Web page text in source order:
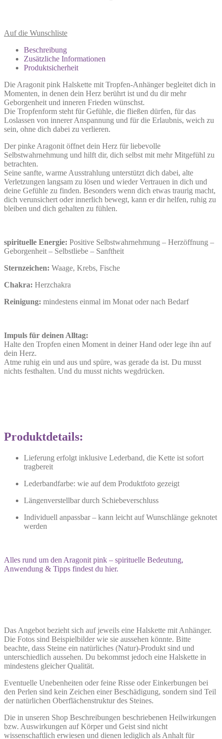
Auf die Wunschliste
Beschreibung
Zusätzliche Informationen
Produktsicherheit
Die Aragonit pink Halskette mit Tropfen-Anhänger begleitet dich in
Momenten, in denen dein Herz berührt ist und du dir mehr
Geborgenheit und inneren Frieden wünschst.
Die Tropfenform steht für Gefühle, die fließen dürfen, für das
Loslassen von innerer Anspannung und für die Erlaubnis, weich zu
sein, ohne dich dabei zu verlieren.
Der pinke Aragonit öffnet dein Herz für liebevolle
Selbstwahrnehmung und hilft dir, dich selbst mit mehr Mitgefühl zu
betrachten.
Seine sanfte, warme Ausstrahlung unterstützt dich dabei, alte
Verletzungen langsam zu lösen und wieder Vertrauen in dich und
deine Gefühle zu finden. Besonders wenn dich etwas traurig macht,
dich verunsichert oder innerlich bewegt, kann er dir helfen, ruhig zu
bleiben und dich gehalten zu fühlen.
spirituelle Energie: Positive Selbstwahrnehmung – Herzöffnung –
Geborgenheit – Selbstliebe – Sanftheit
Sternzeichen: Waage, Krebs, Fische
Chakra: Herzchakra
Reinigung: mindestens einmal im Monat oder nach Bedarf
Impuls für deinen Alltag:
Halte den Tropfen einen Moment in deiner Hand oder lege ihn auf
dein Herz.
Atme ruhig ein und aus und spüre, was gerade da ist. Du musst
nichts festhalten. Und du musst nichts wegdrücken.
Produktdetails:
Lieferung erfolgt inklusive Lederband, die Kette ist sofort
tragbereit
Lederbandfarbe: wie auf dem Produktfoto gezeigt
Längenverstellbar durch Schiebeverschluss
Individuell anpassbar – kann leicht auf Wunschlänge geknotet
werden
Alles rund um den Aragonit pink – spirituelle Bedeutung,
Anwendung & Tipps findest du hier.
Das Angebot bezieht sich auf jeweils eine Halskette mit Anhänger.
Die Fotos sind Beispielbilder wie sie aussehen könnte. Bitte
beachte, dass Steine ein natürliches (Natur)-Produkt sind und
unterschiedlich aussehen. Du bekommst jedoch eine Halskette in
mindestens gleicher Qualität.
Eventuelle Unebenheiten oder feine Risse oder Einkerbungen bei
den Perlen sind kein Zeichen einer Beschädigung, sondern sind Teil
der natürlichen Oberflächenstruktur des Steines.
Die in unseren Shop Beschreibungen beschriebenen Heilwirkungen
bzw. Auswirkungen auf Körper und Geist sind nicht
wissenschaftlich erwiesen und dienen lediglich als Anhalt für